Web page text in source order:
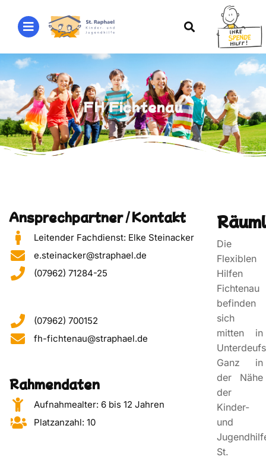
FH Fichtenau
Ansprechpartner / Kontakt
Leitender Fachdienst: Elke Steinacker
e.steinacker@straphael.de
(07962) 71284-25
(07962) 700152
fh-fichtenau@straphael.de
Rahmendaten
Aufnahmealter: 6 bis 12 Jahren
Platzanzahl: 10
Die
Flexiblen
Hilfen
Fichtenau
befinden
sich
mitten in
Ganz in
der Nähe
der
Kinder-
und
St.